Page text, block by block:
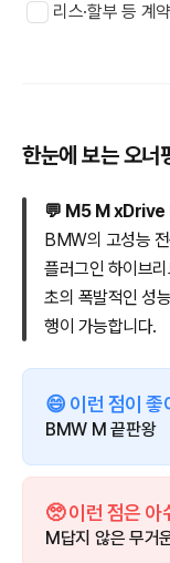
리스·할부 등 계
한눈에 보는 오너
💬 M5 M xDrive
BMW의 고성능
플러그인 하이브
초의 폭발적인 성
행이 가능합니다.
😄 이런 점이 좋
BMW M 끝판왕
🥺 이런 점은 아
M답지 않은 무거